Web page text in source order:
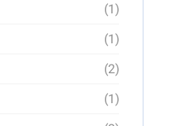
(1)
(1)
(2)
(1)